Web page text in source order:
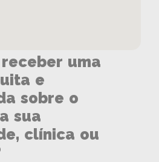
uma
e
sobre o
sua
clínica ou